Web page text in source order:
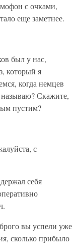
с очками,
еще заметнее.
был у нас,
который я
когда немцев
Скажите,
пустим?
с
себя
вы успели уже
сколько прибыло